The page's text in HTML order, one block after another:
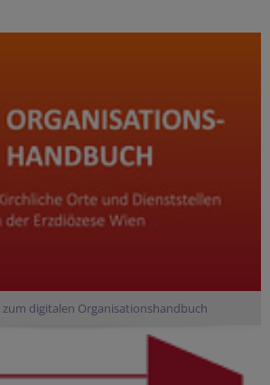
zum digitalen Organisationshandbuch